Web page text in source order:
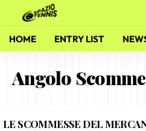
HOME ENTRY LIST
Angolo
LE SCOMMESSE DEL